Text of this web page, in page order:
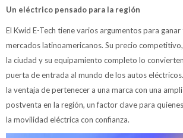
Un eléctrico pensado para la región
El Kwid E-Tech tiene varios argumentos para
mercados latinoamericanos. Su precio
la ciudad y su equipamiento completo lo
puerta de entrada al mundo de los autos
la ventaja de pertenecer a una marca con una
postventa en la región, un factor clave para
la movilidad eléctrica con confianza.